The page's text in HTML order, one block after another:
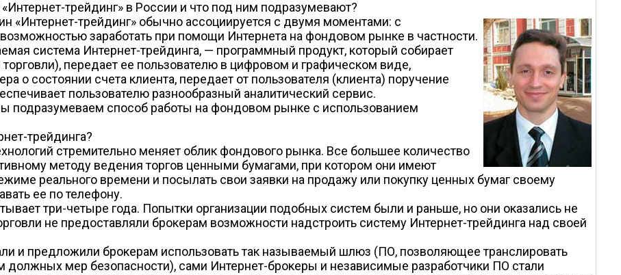
трейдинг» в России и что под ним подразумевают?
«Интернет-трейдинг» обычно ассоциируется с двумя моментами: с
заработать при помощи Интернета на фондовом рынке в частности.
система Интернет-трейдинга, — программный продукт, который собирает
передает ее пользователю в цифровом и графическом виде,
о состоянии счета клиента, передает от пользователя (клиента) поручение
пользователю разнообразный аналитический сервис.
подразумеваем способ работы на фондовом рынке с использованием
трейдинга?
стремительно меняет облик фондового рынка. Все большее количество
методу ведения торгов ценными бумагами, при котором они имеют
реального времени и посылать свои заявки на продажу или покупку ценных бумаг своему
ее по телефону.
три-четыре года. Попытки организации подобных систем были и раньше, но они оказались не
не предоставляли брокерам возможности надстроить систему Интернет-трейдинга над своей
и предложили брокерам использовать так называемый шлюз (ПО, позволяющее транслировать
мер безопасности), сами Интернет-брокеры и независимые разработчики ПО стали